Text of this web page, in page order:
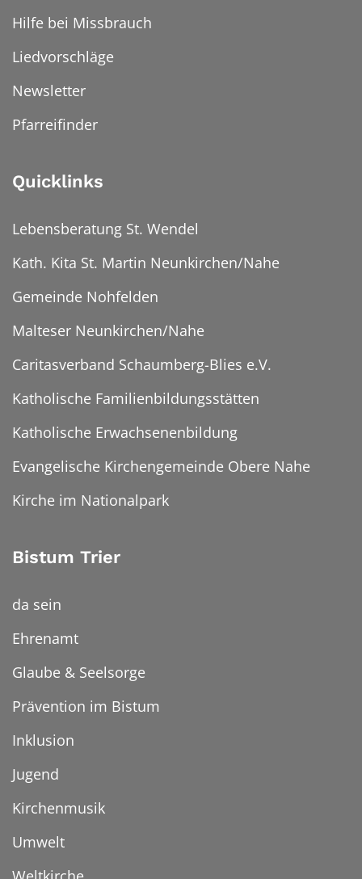
Hilfe bei Missbrauch
Liedvorschläge
Newsletter
Pfarreifinder
Quicklinks
Lebensberatung St. Wendel
Kath. Kita St. Martin Neunkirchen/Nahe
Gemeinde Nohfelden
Malteser Neunkirchen/Nahe
Caritasverband Schaumberg-Blies e.V.
Katholische Familienbildungsstätten
Katholische Erwachsenenbildung
Evangelische Kirchengemeinde Obere Nahe
Kirche im Nationalpark
Bistum Trier
da sein
Ehrenamt
Glaube & Seelsorge
Prävention im Bistum
Inklusion
Jugend
Kirchenmusik
Umwelt